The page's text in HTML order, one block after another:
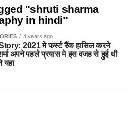
"shruti sharma
in hindi"
4 years ago
2021 मे फर्स्ट रैंक हासिल करने
अपने पहले प्रयास मे इस वजह से हुई थी